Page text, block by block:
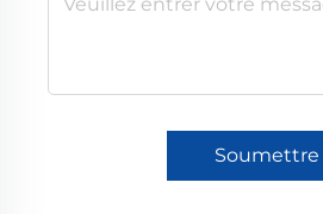
Soumettre